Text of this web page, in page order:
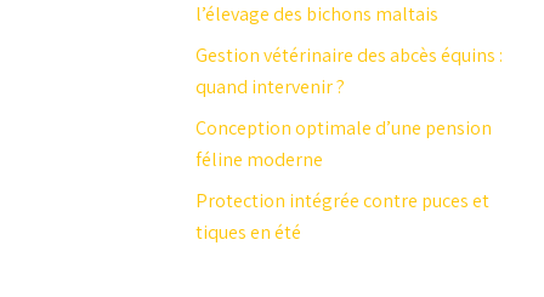
l’élevage des bichons maltais
Gestion vétérinaire des abcès équins :
quand intervenir ?
Conception optimale d’une pension
féline moderne
Protection intégrée contre puces et
tiques en été